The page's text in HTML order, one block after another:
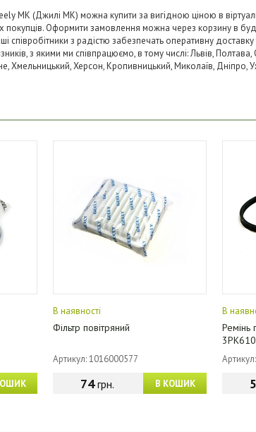
MK (Джилі МК) можна купити за вигідною ціною в
Оформити замовлення можна через корзину в
співробітники з радістю забезпечать оперативну
з якими ми співпрацюємо, в тому числі: Львів,
Хмельницький, Херсон, Кропивницький, Миколаїв,
В наявності
Фільтр повітряний
Артикул: 1016000577
В КОШИК
74грн.
В
Ремінь
3PK610